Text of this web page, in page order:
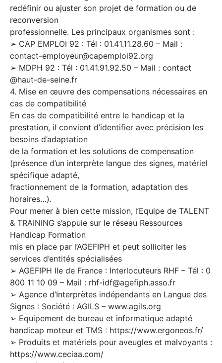
redéfinir ou ajuster son projet de formation ou de
reconversion
professionnelle. Les principaux organismes sont :
➢ CAP EMPLOI 92 : Tél : 01.41.11.28.60 – Mail :
contact-employeur@capemploi92.org
➢ MDPH 92 : Tél : 01.41.91.92.50 – Mail : contact
@haut-de-seine.fr
4. Mise en œuvre des compensations nécessaires en
cas de compatibilité
En cas de compatibilité entre le handicap et la
prestation, il convient d’identifier avec précision les
besoins d’adaptation
de la formation et les solutions de compensation
(présence d’un interprète langue des signes, matériel
spécifique adapté,
fractionnement de la formation, adaptation des
horaires…).
Pour mener à bien cette mission, l’Equipe de TALENT
& TRAINING s’appuie sur le réseau Ressources
Handicap Formation
mis en place par l’AGEFIPH et peut solliciter les
services d’entités spécialisées
➢ AGEFIPH Ile de France : Interlocuteurs RHF – Tél : 0
800 11 10 09 – Mail : rhf-idf@agefiph.asso.fr
➢ Agence d’Interprètes indépendants en Langue des
Signes : Société : AGILS – www.agils.org
➢ Equipement de bureau et informatique adapté
handicap moteur et TMS : https://www.ergoneos.fr/
➢ Produits et matériels pour aveugles et malvoyants :
https://www.ceciaa.com/